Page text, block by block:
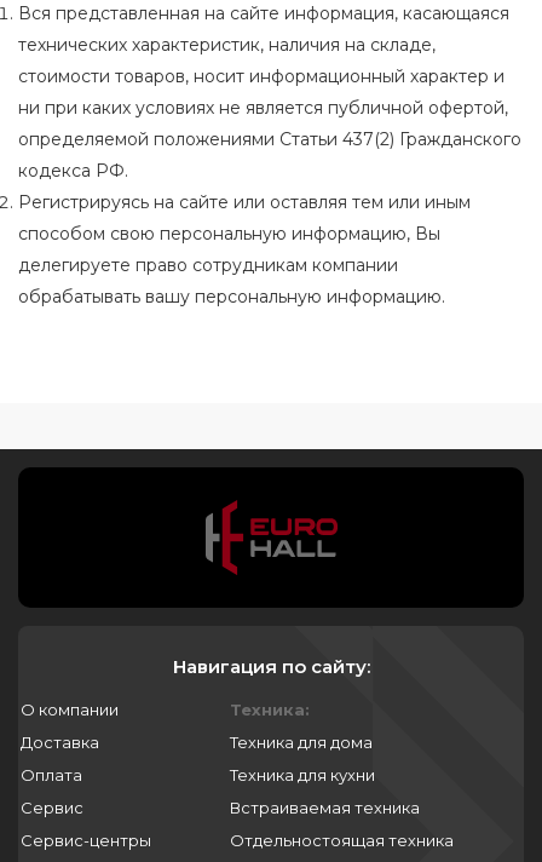
Вся представленная на сайте информация, касающаяся
технических характеристик, наличия на складе,
стоимости товаров, носит информационный характер и
ни при каких условиях не является публичной офертой,
определяемой положениями Статьи 437(2) Гражданского
кодекса РФ.
Регистрируясь на сайте или оставляя тем или иным
способом свою персональную информацию, Вы
делегируете право сотрудникам компании
обрабатывать вашу персональную информацию.
Навигация по сайту:
О компании
Доставка
Оплата
Сервис
Сервис-центры
Техника:
Техника для дома
Техника для кухни
Встраиваемая техника
Отдельностоящая техника